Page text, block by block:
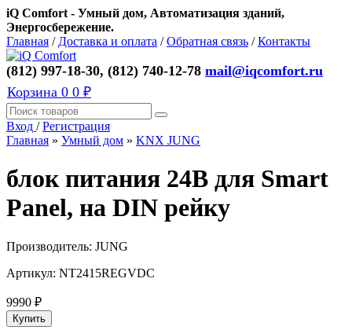
iQ Comfort - Умный дом, Автоматизация зданий,
Энергосбережение.
Главная / Доставка и оплата /Обратная связь /Контакты
(812) 997-18-30, (812) 740-12-78 mail@iqcomfort.ru
Корзина 0 0 ₽
Вход /Регистрация
Главная » Умный дом » KNX JUNG
блок питания 24В для Smart
Panel, на DIN рейку
Производитель: JUNG
Артикул: NT2415REGVDC
9990 ₽